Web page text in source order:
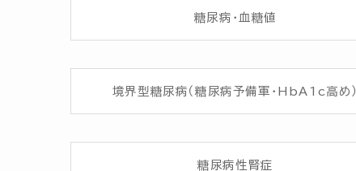
糖尿病・血糖値
境界型糖尿病（糖尿病予備軍・HbA1c高め）
糖尿病性腎症